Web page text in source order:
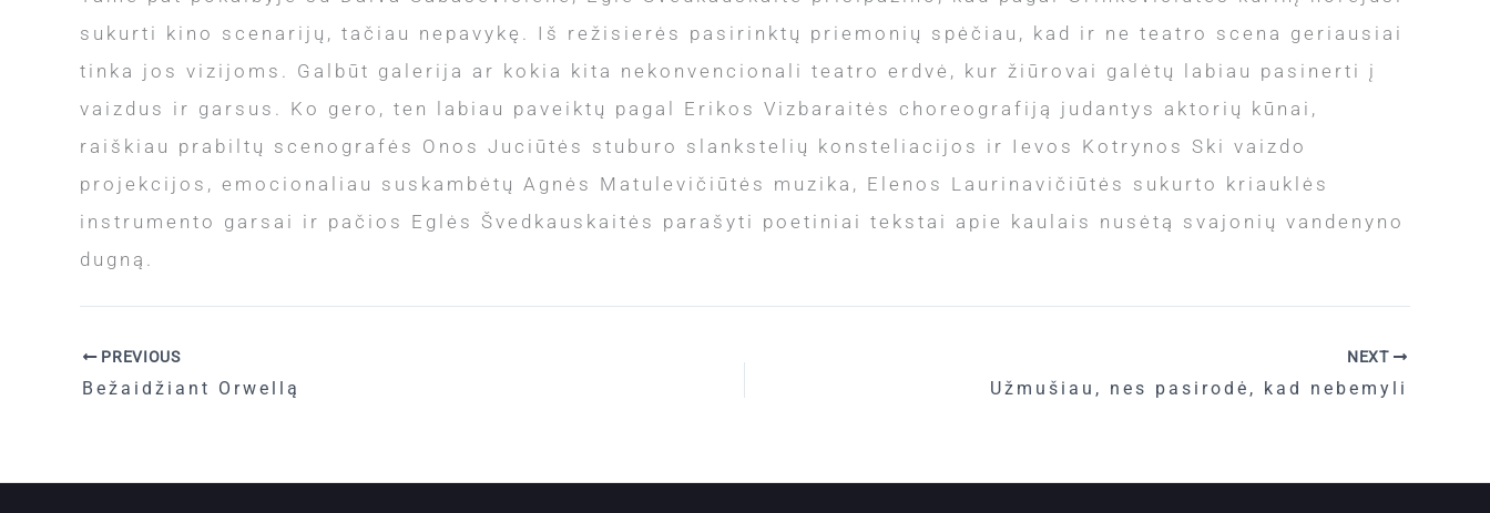
sukurti kino scenarijų, tačiau nepavykę. Iš režisierės pasirinktų priemonių spėčiau, kad ir ne teatro scena geriausiai
tinka jos vizijoms. Galbūt galerija ar kokia kita nekonvencionali teatro erdvė, kur žiūrovai galėtų labiau pasinerti į
vaizdus ir garsus. Ko gero, ten labiau paveiktų pagal Erikos Vizbaraitės choreografiją judantys aktorių kūnai,
raiškiau prabiltų scenografės Onos Juciūtės stuburo slankstelių konsteliacijos ir Ievos Kotrynos Ski vaizdo
projekcijos, emocionaliau suskambėtų Agnės Matulevičiūtės muzika, Elenos Laurinavičiūtės sukurto kriauklės
instrumento garsai ir pačios Eglės Švedkauskaitės parašyti poetiniai tekstai apie kaulais nusėtą svajonių vandenyno
dugną.
PREVIOUS
Bežaidžiant Orwellą
NEXT
Užmušiau, nes pasirodė, kad nebemyli